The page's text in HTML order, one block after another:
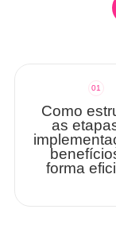
01
Como
as
forma